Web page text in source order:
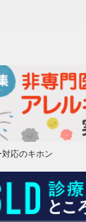
応のキホン